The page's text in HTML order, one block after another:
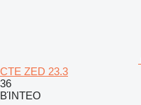
CTE ZED 23.3
36
ΒΊΝΤΕΟ